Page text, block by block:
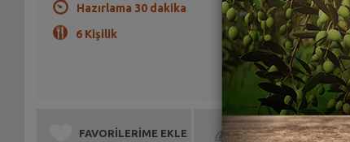
Hazırlama 30 dakika
6 Kişilik
FAVORİLERİME EKLE BEN DE YAPTIM